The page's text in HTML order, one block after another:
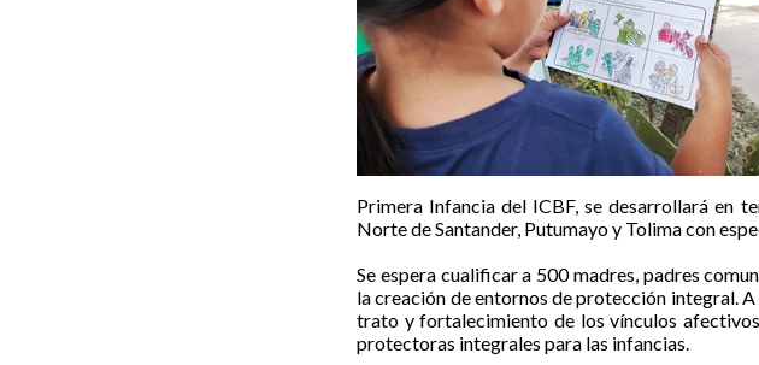
Primera Infancia del ICBF, se desarrollará en
Norte de Santander, Putumayo y Tolima con
Se espera cualificar a 500 madres, padres
la creación de entornos de protección integral.
trato y fortalecimiento de los vínculos
protectoras integrales para las infancias.